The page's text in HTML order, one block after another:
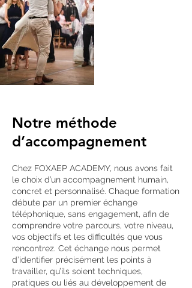
Notre méthode
d’accompagnement
Chez FOXAEP ACADEMY, nous avons fait
le choix d’un accompagnement humain,
concret et personnalisé. Chaque formation
débute par un premier échange
téléphonique, sans engagement, afin de
comprendre votre parcours, votre niveau,
vos objectifs et les difficultés que vous
rencontrez. Cet échange nous permet
d’identifier précisément les points à
travailler, qu’ils soient techniques,
pratiques ou liés au développement de